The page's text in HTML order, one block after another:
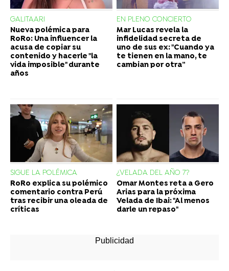
GALITAARI
Nueva polémica para
RoRo: Una influencer la
acusa de copiar su
contenido y hacerle "la
vida imposible" durante
años
EN PLENO CONCIERTO
Mar Lucas revela la
infidelidad secreta de
uno de sus ex: "Cuando ya
te tienen en la mano, te
cambian por otra”
SIGUE LA POLÉMICA
RoRo explica su polémico
comentario contra Perú
tras recibir una oleada de
críticas
¿VELADA DEL AÑO 7?
Omar Montes reta a Gero
Arias para la próxima
Velada de Ibai: "Al menos
darle un repaso"